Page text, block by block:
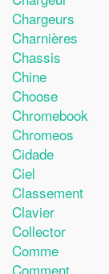
Chargeurs
Charnières
Chassis
Chine
Choose
Chromebook
Chromeos
Cidade
Ciel
Classement
Clavier
Collector
Comme
Comment